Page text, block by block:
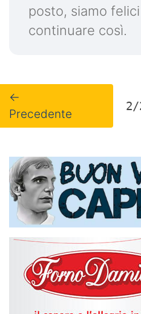
posto, siamo
continuare così.
←
Precedente
2/